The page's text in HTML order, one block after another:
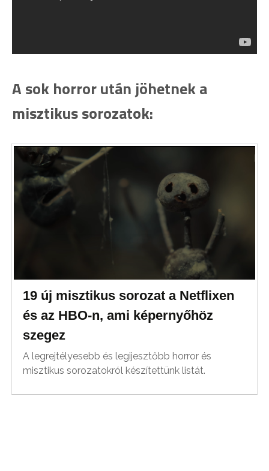
A sok horror után jöhetnek a
misztikus sorozatok:
19 új misztikus sorozat a Netflixen
és az HBO-n, ami képernyőhöz
szegez
A legrejtélyesebb és legijesztőbb horror és
misztikus sorozatokról készítettünk listát.